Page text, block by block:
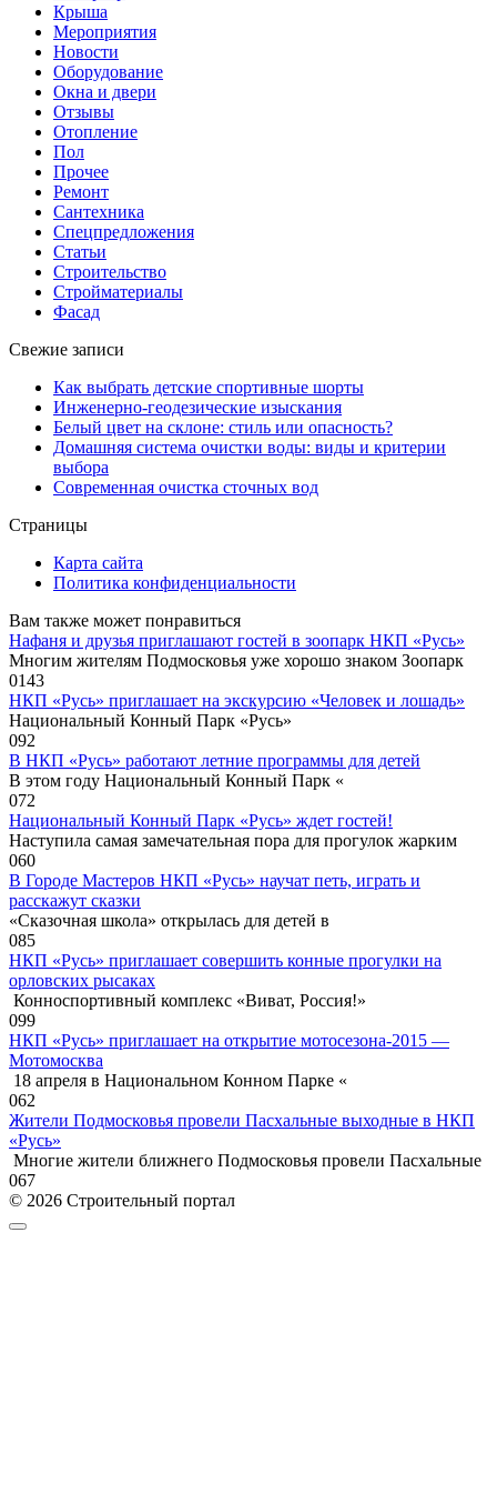
Крыша
Мероприятия
Новости
Оборудование
Окна и двери
Отзывы
Отопление
Пол
Прочее
Ремонт
Сантехника
Спецпредложения
Статьи
Строительство
Стройматериалы
Фасад
Свежие записи
Как выбрать детские спортивные шорты
Инженерно-геодезические изыскания
Белый цвет на склоне: стиль или опасность?
Домашняя система очистки воды: виды и критерии
выбора
Современная очистка сточных вод
Страницы
Карта сайта
Политика конфиденциальности
Вам также может понравиться
Нафаня и друзья приглашают гостей в зоопарк НКП «Русь»
Многим жителям Подмосковья уже хорошо знаком Зоопарк
0143
НКП «Русь» приглашает на экскурсию «Человек и лошадь»
Национальный Конный Парк «Русь»
092
В НКП «Русь» работают летние программы для детей
В этом году Национальный Конный Парк «
072
Национальный Конный Парк «Русь» ждет гостей!
Наступила самая замечательная пора для прогулок жарким
060
В Городе Мастеров НКП «Русь» научат петь, играть и
расскажут сказки
«Сказочная школа» открылась для детей в
085
НКП «Русь» приглашает совершить конные прогулки на
орловских рысаках
Конноспортивный комплекс «Виват, Россия!»
099
НКП «Русь» приглашает на открытие мотосезона-2015 —
Мотомосква
18 апреля в Национальном Конном Парке «
062
Жители Подмосковья провели Пасхальные выходные в НКП
«Русь»
Многие жители ближнего Подмосковья провели Пасхальные
067
© 2026 Строительный портал